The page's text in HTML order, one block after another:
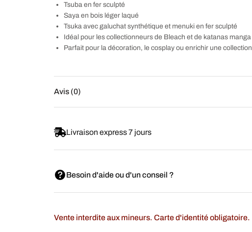
Tsuba en fer sculpté
Saya en bois léger laqué
Tsuka avec galuchat synthétique et menuki en fer sculpté
Idéal pour les collectionneurs de Bleach et de katanas manga
Parfait pour la décoration, le cosplay ou enrichir une collection
Avis (0)
Livraison express 7 jours
Besoin d'aide ou d'un conseil ?
Vente interdite aux mineurs. Carte d'identité obligatoire.